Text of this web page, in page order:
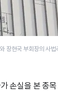
장현국 부회장의 사
손실을 본 종